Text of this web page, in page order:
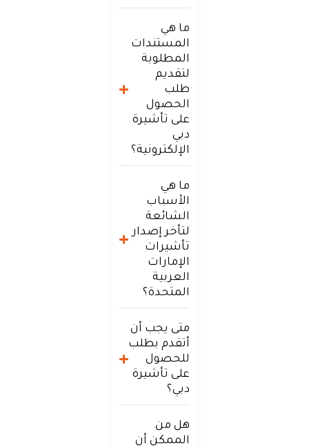
ما هي
المستندات
المطلوبة
لتقديم
طلب
الحصول
على تأشيرة
دبي
الإلكترونية؟
ما هي
الأسباب
الشائعة
لتأخر إصدار
تأشيرات
الإمارات
العربية
المتحدة؟
متى يجب أن
أتقدم بطلب
للحصول
على تأشيرة
دبي؟
هل من
الممكن أن